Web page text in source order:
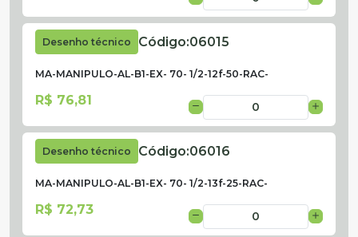
Desenho técnico Código:06015
MA-MANIPULO-AL-B1-EX- 70- 1/2-12f-50-RAC-
R$ 76,81
Desenho técnico Código:06016
MA-MANIPULO-AL-B1-EX- 70- 1/2-13f-25-RAC-
R$ 72,73